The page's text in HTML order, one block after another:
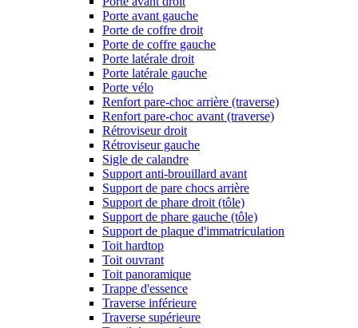
Porte avant gauche
Porte de coffre droit
Porte de coffre gauche
Porte latérale droit
Porte latérale gauche
Porte vélo
Renfort pare-choc arrière (traverse)
Renfort pare-choc avant (traverse)
Rétroviseur droit
Rétroviseur gauche
Sigle de calandre
Support anti-brouillard avant
Support de pare chocs arrière
Support de phare droit (tôle)
Support de phare gauche (tôle)
Support de plaque d'immatriculation
Toit hardtop
Toit ouvrant
Toit panoramique
Trappe d'essence
Traverse inférieure
Traverse supérieure